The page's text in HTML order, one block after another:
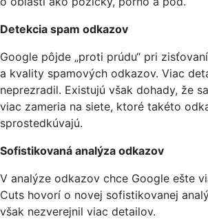
Detekcia spam odkazov
Google pôjde „proti prúdu“ pri
a kvality spamových odkazov. Viac
neprezradil. Existujú však dohady, že
viac zameria na siete, ktoré takéto
sprostedkúvajú.
Sofistikovaná analýza odkazov
V analýze odkazov chce Google ešte
Cuts hovorí o novej sofistikovanej
však nezverejnil viac detailov.